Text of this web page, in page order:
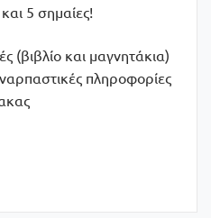
5 σημαίες!
(βιβλίο και μαγνητάκια)
πληροφορίες